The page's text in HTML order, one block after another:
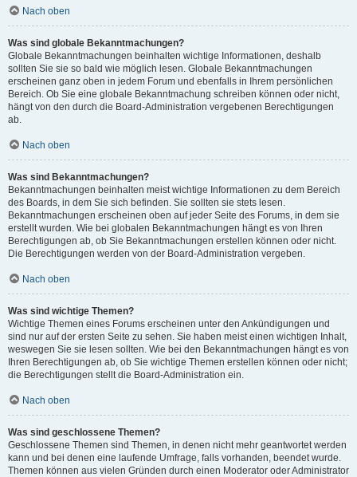
Nach oben
Was sind globale Bekanntmachungen?
Globale Bekanntmachungen beinhalten wichtige Informationen, deshalb
sollten Sie sie so bald wie möglich lesen. Globale Bekanntmachungen
erscheinen ganz oben in jedem Forum und ebenfalls in Ihrem persönlichen
Bereich. Ob Sie eine globale Bekanntmachung schreiben können oder nicht,
hängt von den durch die Board-Administration vergebenen Berechtigungen
ab.
Nach oben
Was sind Bekanntmachungen?
Bekanntmachungen beinhalten meist wichtige Informationen zu dem Bereich
des Boards, in dem Sie sich befinden. Sie sollten sie stets lesen.
Bekanntmachungen erscheinen oben auf jeder Seite des Forums, in dem sie
erstellt wurden. Wie bei globalen Bekanntmachungen hängt es von Ihren
Berechtigungen ab, ob Sie Bekanntmachungen erstellen können oder nicht.
Die Berechtigungen werden von der Board-Administration vergeben.
Nach oben
Was sind wichtige Themen?
Wichtige Themen eines Forums erscheinen unter den Ankündigungen und
sind nur auf der ersten Seite zu sehen. Sie haben meist einen wichtigen Inhalt,
weswegen Sie sie lesen sollten. Wie bei den Bekanntmachungen hängt es von
Ihren Berechtigungen ab, ob Sie wichtige Themen erstellen können oder nicht;
die Berechtigungen stellt die Board-Administration ein.
Nach oben
Was sind geschlossene Themen?
Geschlossene Themen sind Themen, in denen nicht mehr geantwortet werden
kann und bei denen eine laufende Umfrage, falls vorhanden, beendet wurde.
Themen können aus vielen Gründen durch einen Moderator oder Administrator